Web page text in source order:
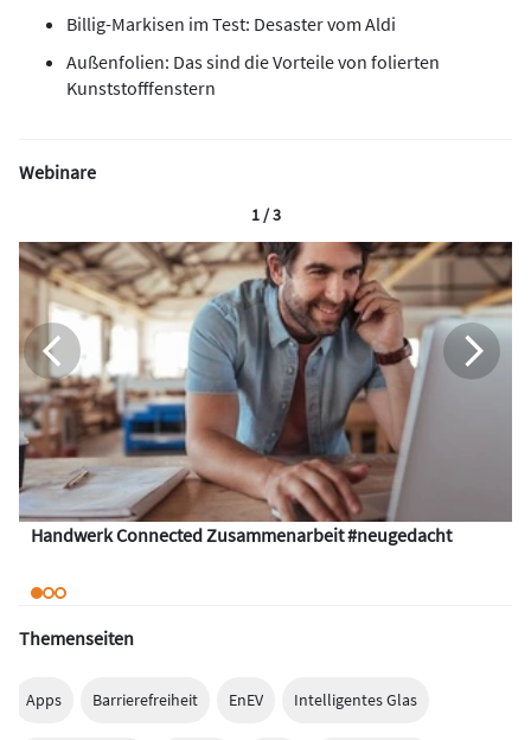
Billig-Markisen im Test: Desaster vom Aldi
Außenfolien: Das sind die Vorteile von folierten
Kunststofffenstern
Webinare
Handwerk Connected Zusammenarbeit #neugedacht
1 / 3
Themenseiten
Apps Barrierefreiheit EnEV Intelligentes Glas